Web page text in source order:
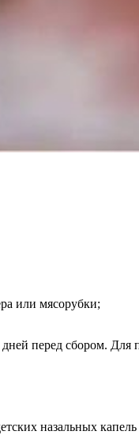
или мясорубки;
перед сбором. Для
назальных капель